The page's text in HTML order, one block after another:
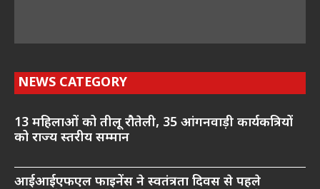
NEWS CATEGORY
13 महिलाओं को तीलू रौतेली, 35 आंगनवाड़ी कार्यकत्रियों
को राज्य स्तरीय सम्मान
आईआईएफएल फाइनेंस ने स्वतंत्रता दिवस से पहले